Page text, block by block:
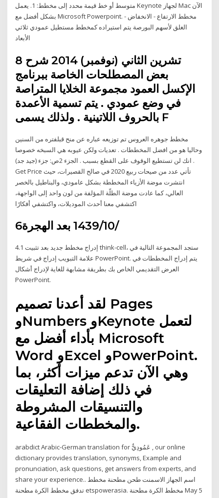
متوسط أو خط قيمة محدد إلى مخطط: 1. يعمل Keynote لجهاز Mac الآن
بشكل أفضل مع Microsoft Powerpoint. مخطط الارتفاع - الانخفاض -
الغلق لأسهم البورصة يتم استيراده كمخطط مستطيل عمودي ثلاثي
الأبعاد
8 تشرين الثاني (نوفمبر) 2014 شرح
بعض المصطلحات الخاصة ببرنامج
الإكسل العمود مجموعة الخلايا المتراصة
في وضع عمودي . يتم تسمية الأعمدة
بالحروف اللاتينية . ولذلك يسمى F
مخطط جوهره العروس تم توزيعه عباره عن منح قبلفتره من السنين
وحاليا هو من افضل المخططات . تعديات ولكن عيوبه هي السبخه خصوصا
انك لن تستطيع الوقوف على القطع بسبب . الجزء 2ص: جزء (جيد جد) .
Get Price تأتي عدد من صيحات ربيع 2020 في صالح القصيرات، حيث
انتشرت موضة الأزياء المخططة بشكل عامودي، والبناطيل بالخصر
العالي، كما عادت موضة الطلّة المؤلفة من لون واحد إلى الواجهة،
اكتشفي معنا أحدث الموديلات، واكتشفي أفكارًا
6‏‏/10‏‏/1439 بعد الهجرة
4.1 إدراج مخطط جديد بعد تثبيت think-cell، ستجد المجموعة التالية في
علامة التبويب إدراج في شريط PowerPoint. يتم إدراج المخططات في
العرض التقديمي الخاص بك بطريقة مشابهة للغاية لإدراج أشكال
PowerPoint.
لقد أعدنا تصميم Pages
وNumbers وKeynote لتعمل
بأداء أفضل مع Microsoft
Word وExcel وPowerPoint.
وهي الآن تدعم ميزات أكثر، بما
في ذلك إضافة التعليقات
والتنسيقات المشروطة
والمخططات الفقاعية.
arabdict Arabic-German translation for عَمُودِيٌّ , our online
dictionary provides translation, synonyms, Example and
pronunciation, ask questions, get answers from experts, and
share your experience.. اسم الجهاز الاسمنت طحن مطحنة مخطط
تدفق مخطط الكرة مطحنة etspowerasia. مخطط الكرة مطحنة May 5